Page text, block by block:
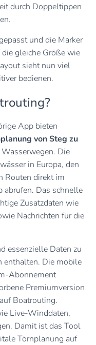
durch Doppeltippen
und die Marker
gleiche Größe wie
sieht nun viel
bedienen.
App bieten
von Steg zu
Die
in Europa, den
Routen direkt im
abrufen. Das schnelle
Zusatzdaten wie
Nachrichten für die
essenzielle Daten zu
enthalten. Die mobile
Abonnement
Premiumversion
Boatrouting.
Live-Winddaten,
Damit ist das Tool
Törnplanung auf